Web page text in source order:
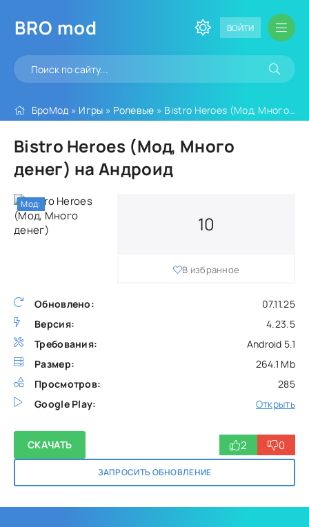
BRO mod ВОЙТИ
БроМод » Игры » Ролевые » Bistro Heroes (Мод, Много денег)
Bistro Heroes (Мод, Много
денег) на Андроид
Обновлено:
07.11.25
Версия:
4.23.5
Требования:
Android 5.1
Размер:
264.1 Mb
Просмотров:
285
Google Play:
Открыть
10
В избранное
СКАЧАТЬ
ЗАПРОСИТЬ ОБНОВЛЕНИЕ
2 0
Мод: